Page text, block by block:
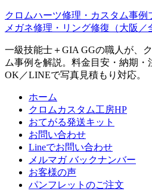
クロムハーツ修理・カスタム事例
メガネ修理・リング修復（大阪／
一級技能士＋GIA GGの職人が、
ム事例を解説。料金目安・納期
OK／LINEで写真見積もり対応。
ホーム
クロムカスタム工房HP
おてがる発送キット
お問い合わせ
Lineでお問い合わせ
メルマガ バックナンバー
お客様の声
パンフレットのご注文